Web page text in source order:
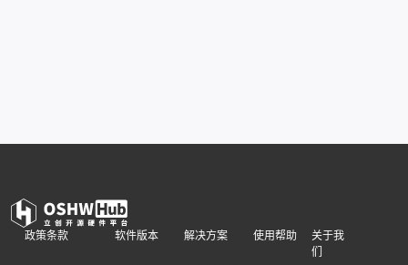
政策条款 软件版本 解决方案 使用帮助
关于我
们